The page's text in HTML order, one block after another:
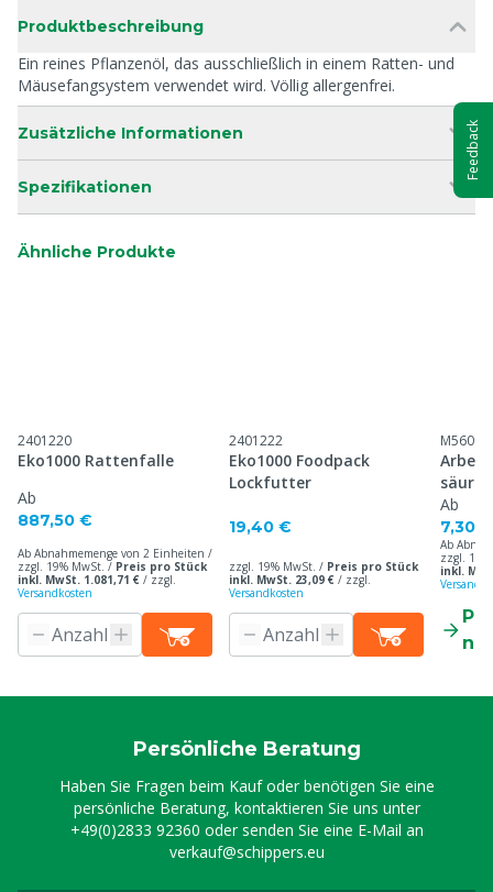
Produktbeschreibung
Ein reines Pflanzenöl, das ausschließlich in einem Ratten- und
Mäusefangsystem verwendet wird. Völlig allergenfrei.
Zusätzliche Informationen
Spezifikationen
Ähnliche Produkte
2401220
Eko1000 Rattenfalle
Ab
887,50 €
Ab Abnahmemenge von 2 Einheiten /
zzgl. 19% MwSt. / Preis pro Stück
inkl. MwSt. 1.081,71 € / zzgl.
Versandkosten
2401222
Eko1000 Foodpack
Lockfutter
19,40 €
zzgl. 19% MwSt. / Preis pro Stück
inkl. MwSt. 23,09 € / zzgl.
Versandkosten
Ab
7,30 €
Ab
zzgl.
inkl.
Persönliche Beratung
Haben Sie Fragen beim Kauf oder benötigen Sie eine
persönliche Beratung, kontaktieren Sie uns unter
+49(0)2833 92360 oder senden Sie eine E-Mail an
verkauf@schippers.eu
Feedback